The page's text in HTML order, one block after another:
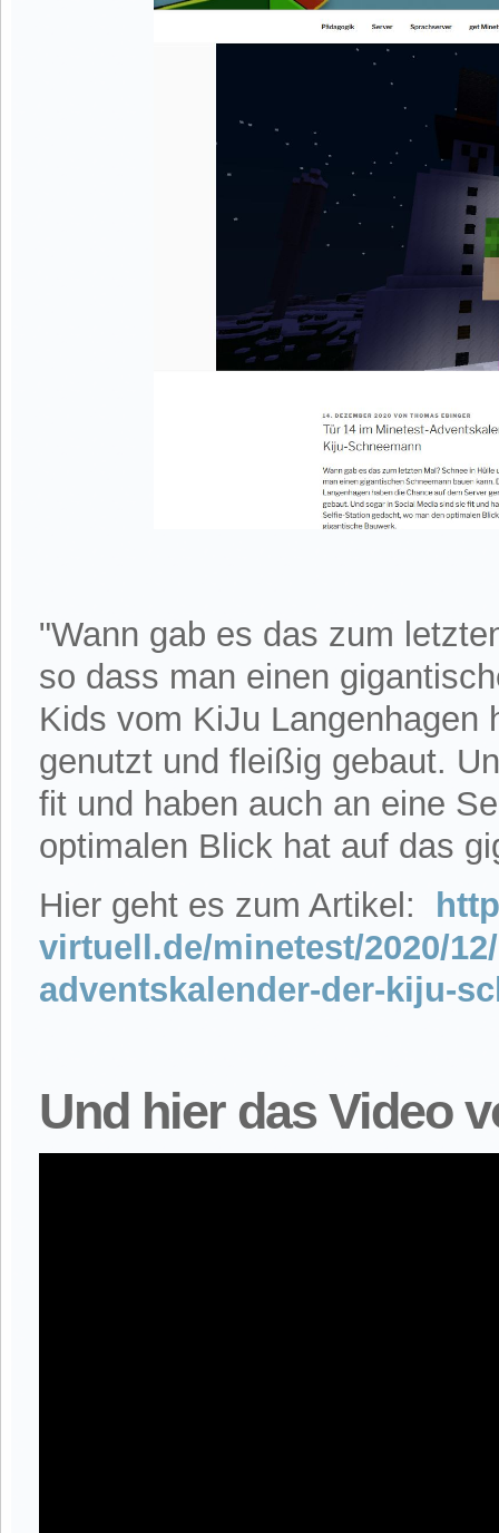
"Wann gab es das zum
so dass man einen
Kids vom KiJu Langenhagen
genutzt und fleißig gebaut.
fit und haben auch an eine
optimalen Blick hat auf das
Hier geht es zum Artikel:
virtuell.de/minetest/2020/
adventskalender-der-kiju-
Und hier das Video